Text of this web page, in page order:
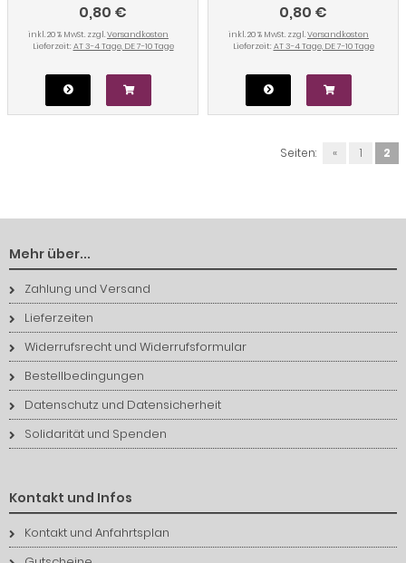
0,80 €
inkl. 20 % MwSt. zzgl.Versandkosten
Lieferzeit: AT 3-4 Tage, DE 7-10 Tage
0,80 €
inkl. 20 % MwSt. zzgl.Versandkosten
Lieferzeit: AT 3-4 Tage, DE 7-10 Tage
Seiten: « 1 2
Mehr über...
Zahlung und Versand
Lieferzeiten
Widerrufsrecht und Widerrufsformular
Bestellbedingungen
Datenschutz und Datensicherheit
Solidarität und Spenden
Kontakt und Infos
Kontakt und Anfahrtsplan